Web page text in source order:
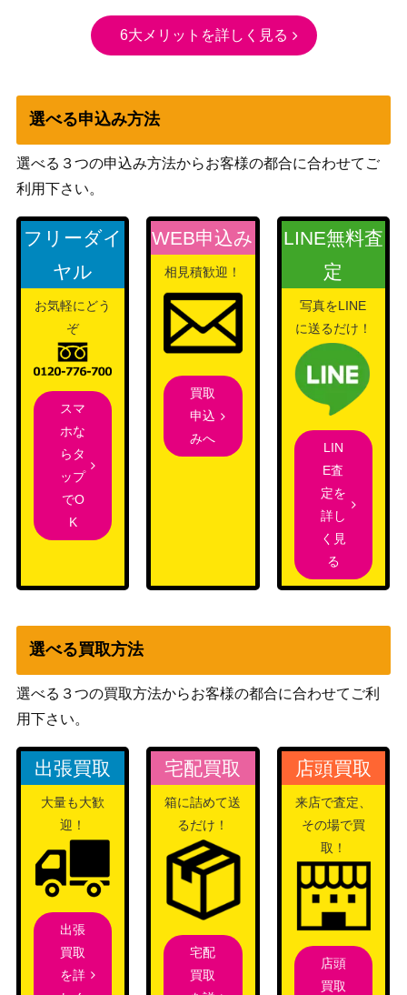
6大メリットを詳しく見る
選べる申込み方法
選べる３つの申込み方法からお客様の都合に合わせてご
利用下さい。
フリーダイ
ヤル
お気軽にどう
ぞ
スマ
ホな
らタ
ップ
でO
K
WEB申込み
相見積歓迎！
買取
申込
みへ
LINE無料査
定
写真をLINE
に送るだけ！
LIN
E査
定を
詳し
く見
る
選べる買取方法
選べる３つの買取方法からお客様の都合に合わせてご利
用下さい。
出張買取
大量も大歓
迎！
出張
買取
を詳
宅配買取
箱に詰めて送
るだけ！
宅配
買取
店頭買取
来店で査定、
その場で買
取！
店頭
買取